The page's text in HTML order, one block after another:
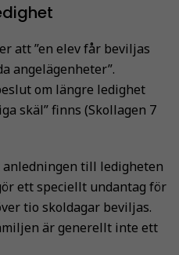
att ”en elev får beviljas
angelägenheter”.
om längre ledighet
skäl” finns (Skollagen 7
till ledigheten
ett speciellt undantag för
tio skoldagar beviljas.
är generellt inte ett